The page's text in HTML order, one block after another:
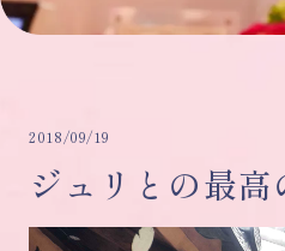
2018/09/19
ジュリとの最高